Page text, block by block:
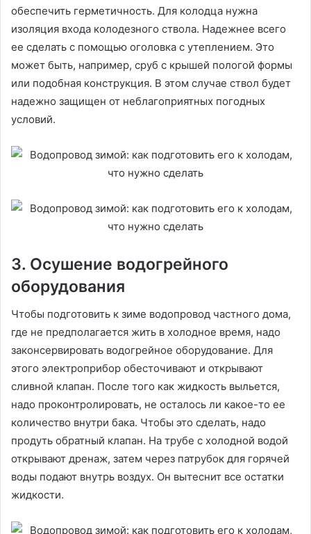
обеспечить герметичность. Для колодца нужна
изоляция входа колодезного ствола. Надежнее всего
ее сделать с помощью оголовка с утеплением. Это
может быть, например, сруб с крышей пологой формы
или подобная конструкция. В этом случае ствол будет
надежно защищен от неблагоприятных погодных
условий.
3. Осушение водогрейного
оборудования
Чтобы подготовить к зиме водопровод частного дома,
где не предполагается жить в холодное время, надо
законсервировать водогрейное оборудование. Для
этого электроприбор обесточивают и открывают
сливной клапан. После того как жидкость выльется,
надо проконтролировать, не осталось ли какое-то ее
количество внутри бака. Чтобы это сделать, надо
продуть обратный клапан. На трубе с холодной водой
открывают дренаж, затем через патрубок для горячей
воды подают внутрь воздух. Он вытеснит все остатки
жидкости.